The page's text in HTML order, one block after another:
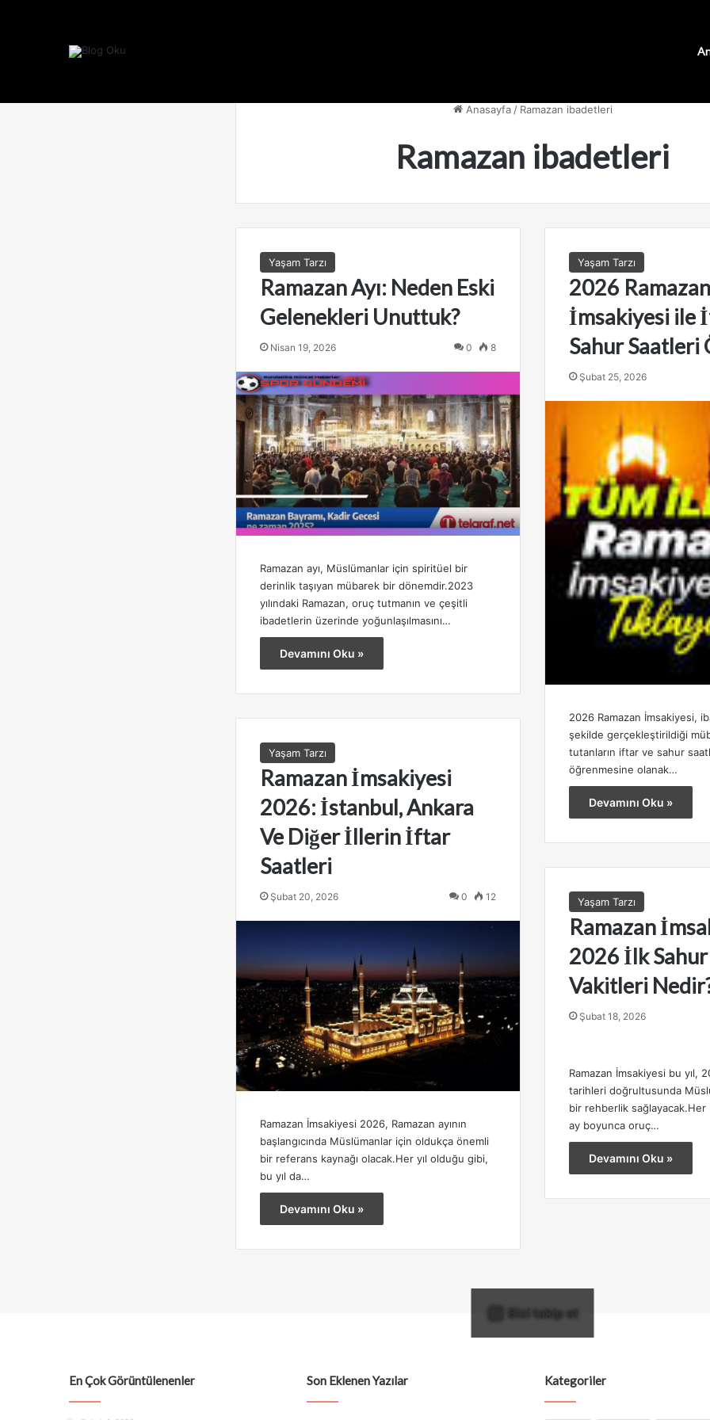
Anasayfa / Ramazan ibadetleri
Ramazan ibadetleri
Yaşam Tarzı
Ramazan Ayı: Neden Eski
Gelenekleri Unuttuk?
Nisan 19, 2026 0 8
Ramazan ayı, Müslümanlar için spiritüel bir
derinlik taşıyan mübarek bir dönemdir.2023
yılındaki Ramazan, oruç tutmanın ve çeşitli
ibadetlerin üzerinde yoğunlaşılmasını…
Devamını Oku »
Yaşam Tarzı
2026 Ramazan
İmsakiyesi ile
Sahur Saatleri
Şubat 25, 2026
2026 Ramazan İmsakiyesi,
şekilde gerçekleştirildiği
tutanların iftar ve sahur
öğrenmesine olanak…
Devamını Oku »
Yaşam Tarzı
Ramazan İmsakiyesi
2026: İstanbul, Ankara
Ve Diğer İllerin İftar
Saatleri
Şubat 20, 2026 0 12
Ramazan İmsakiyesi 2026, Ramazan ayının
başlangıcında Müslümanlar için oldukça önemli
bir referans kaynağı olacak.Her yıl olduğu gibi,
bu yıl da…
Devamını Oku »
Yaşam Tarzı
Ramazan
2026 İlk
Vakitleri
Şubat 18, 2026
Ramazan İmsakiyesi bu yıl,
tarihleri doğrultusunda
bir rehberlik
ay boyunca oruç…
Devamını Oku »
Bizi takip et
En Çok Görüntülenenler Son Eklenen Yazılar Kategoriler